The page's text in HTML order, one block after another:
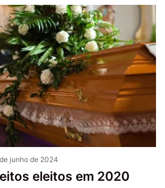
junho de 2024
eleitos em 2020